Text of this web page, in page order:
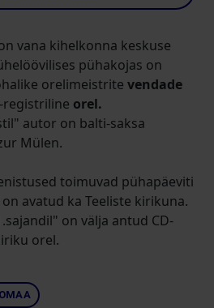
vana kihelkonna keskuse
pühakojas on
orelimeistrite vendade
registriline orel.
autor on balti-saksa
Mülen.
toimuvad pühapäeviti
avatud ka Teeliste kirikuna.
on välja antud CD-
orel.